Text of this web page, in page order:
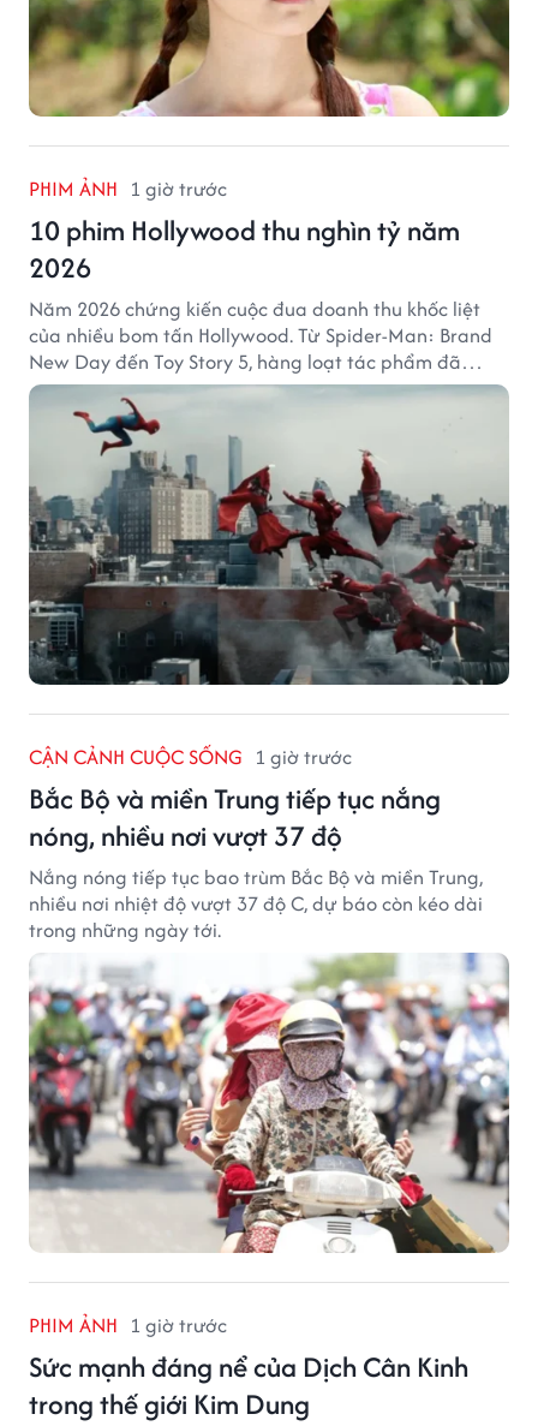
PHIM ẢNH 1 giờ trước
10 phim Hollywood thu nghìn tỷ năm
2026
Năm 2026 chứng kiến cuộc đua doanh thu khốc liệt
của nhiều bom tấn Hollywood. Từ Spider-Man: Brand
New Day đến Toy Story 5, hàng loạt tác phẩm đã
mang về hàng chục nghìn tỷ đồng và tạo nên những
cột mốc đáng nhớ tại phòng vé toàn cầu.
CẬN CẢNH CUỘC SỐNG 1 giờ trước
Bắc Bộ và miền Trung tiếp tục nắng
nóng, nhiều nơi vượt 37 độ
Nắng nóng tiếp tục bao trùm Bắc Bộ và miền Trung,
nhiều nơi nhiệt độ vượt 37 độ C, dự báo còn kéo dài
trong những ngày tới.
PHIM ẢNH 1 giờ trước
Sức mạnh đáng nể của Dịch Cân Kinh
trong thế giới Kim Dung